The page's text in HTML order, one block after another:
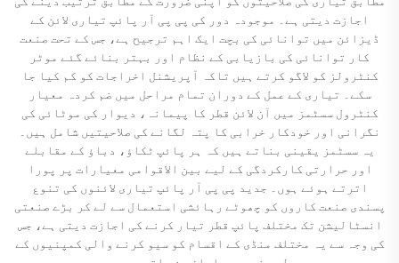
اجازت دیتی ہے۔ موجودہ دور کی پی پی آر پائپ تیاری لائن کے
ڈیزائن میں توانائی کی بچت ایک اہم ترجیح ہے، جس کے تحت صنعت
کار توانائی کی بازیابی کے نظام اور بہتر بنائے گئے موٹر
کنٹرولز کو لاگو کرتے ہیں تاکہ آپریشنل اخراجات کو کم کیا جا
سکے۔ تیاری کے عمل کے دوران تمام مراحل میں ضم کردہ معیار
کنٹرول سسٹمز میں آن لائن قطر کا پیمانہ، دیوار کی موٹائی کی
نگرانی اور خودکار خرابی کا پتہ لگانے کی صلاحیتیں شامل ہیں۔
یہ سسٹمز یقینی بناتے ہیں کہ ہر پائپ ٹکاؤ، دباؤ کے مقابلے
اور حرارتی کارکردگی کے لیے بین الاقوامی معیارات پر پورا
اترتے ہوئے ہوں۔ جدید پی پی آر پائپ تیاری لائنوں کی تنوع
پسندی صنعت کاروں کو چھوٹے رہائشی استعمال سے لے کر بڑے صنعتی
انسٹالیشن تک مختلف پائپ قطر تیار کرنے کی اجازت دیتی ہے، جس
کی وجہ سے یہ مختلف منڈی کے اقسام کو سیو کرنے والی کمپنیوں کے